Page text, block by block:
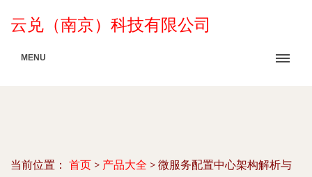
云兑（南京）科技有限公司
MENU
当前位置： 首页 > 产品大全 > 微服务配置中心架构解析与